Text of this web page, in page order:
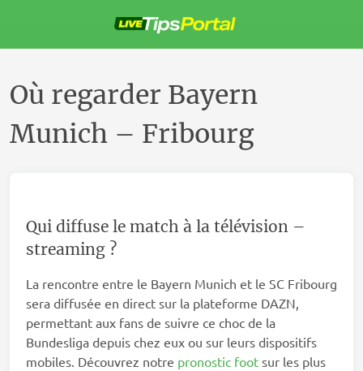
contenu
Où regarder Bayern
Munich – Fribourg
Qui diffuse le match à la télévision –
streaming ?
La rencontre entre le Bayern Munich et le SC Fribourg
sera diffusée en direct sur la plateforme DAZN,
permettant aux fans de suivre ce choc de la
Bundesliga depuis chez eux ou sur leurs dispositifs
mobiles. Découvrez notre pronostic foot sur les plus